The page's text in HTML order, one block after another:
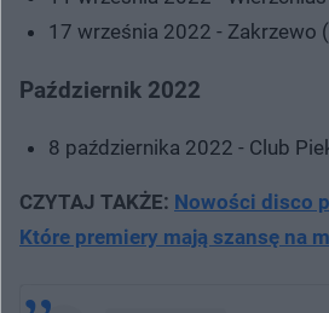
17 września 2022 - Zakrzewo
Październik 2022
8 października 2022 - Club
CZYTAJ TAKŻE: Nowości disco
Które premiery mają szansę na